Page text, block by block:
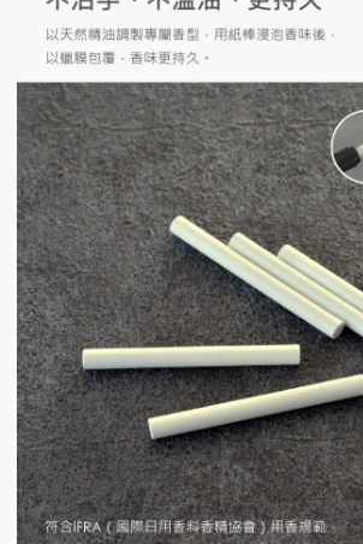
請求用戶進行身份認證。
５．嚴禁一人註冊多個帳號或使用他人資訊註冊。若
恩沛科技股份有限公司將有權停止該用戶之使用額度